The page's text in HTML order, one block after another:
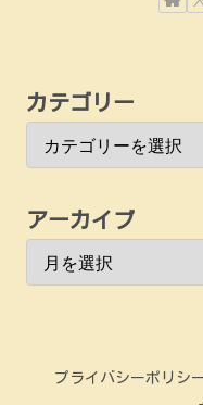
カテゴリー
アーカイブ
プライバシーポリシ